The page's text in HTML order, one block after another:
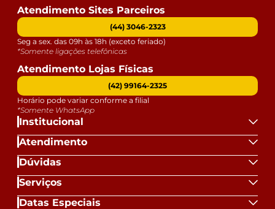
Institucional
Atendimento
Dúvidas
Serviços
Datas Especiais
Atendimento Sites Parceiros
(44) 3046-2323
Seg a sex. das 09h às 18h (exceto feriado)
*Somente ligações telefônicas
Atendimento Lojas Físicas
(42) 99164-2325
Horário pode variar conforme a filial
*Somente WhatsApp